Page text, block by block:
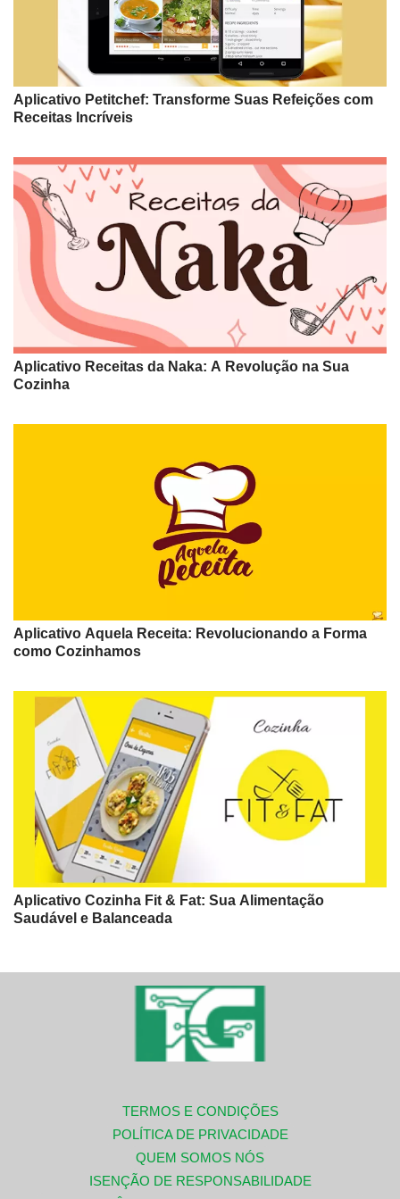
Aplicativo Petitchef: Transforme Suas Refeições com
Receitas Incríveis
Aplicativo Receitas da Naka: A Revolução na Sua
Cozinha
Aplicativo Aquela Receita: Revolucionando a Forma
como Cozinhamos
Aplicativo Cozinha Fit & Fat: Sua Alimentação
Saudável e Balanceada
TERMOS E CONDIÇÕES
POLÍTICA DE PRIVACIDADE
QUEM SOMOS NÓS
ISENÇÃO DE RESPONSABILIDADE